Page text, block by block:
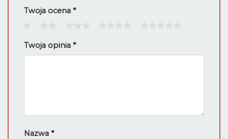
Twoja ocena *
Twoja opinia *
Nazwa *